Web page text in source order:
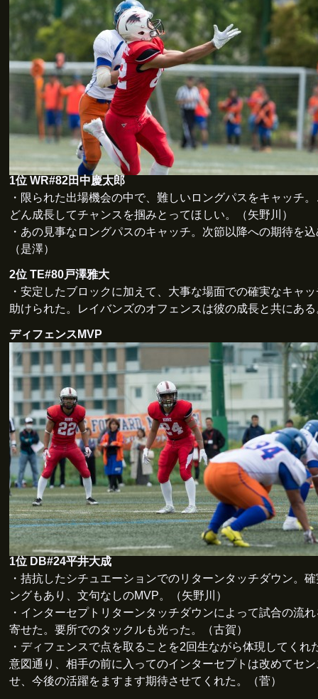
1位 WR#82田中慶太郎
・限られた出場機会の中で、難しいロングパスをキャッチ
どん成長してチャンスを掴みとってほしい。（矢野川）
・あの見事なロングパスのキャッチ。次節以降への期待を
（是澤）
2位 TE#80戸澤雅大
・安定したブロックに加えて、大事な場面での確実なキャ
助けられた。レイバンズのオフェンスは彼の成長と共にあ
ディフェンスMVP
1位 DB#24平井大成
・拮抗したシチュエーションでのリターンタッチダウン。
ングもあり、文句なしのMVP。（矢野川）
・インターセプトリターンタッチダウンによって試合の流
寄せた。要所でのタックルも光った。（古賀）
・ディフェンスで点を取ることを2回生ながら体現してくれ
意図通り、相手の前に入ってのインターセプトは改めてセ
せ、今後の活躍をますます期待させてくれた。（菅）